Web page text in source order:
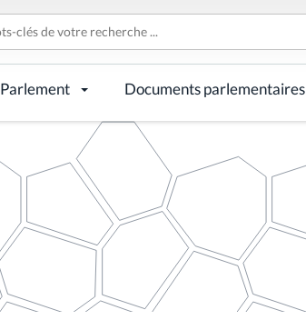
Parlement Documents parlementaires